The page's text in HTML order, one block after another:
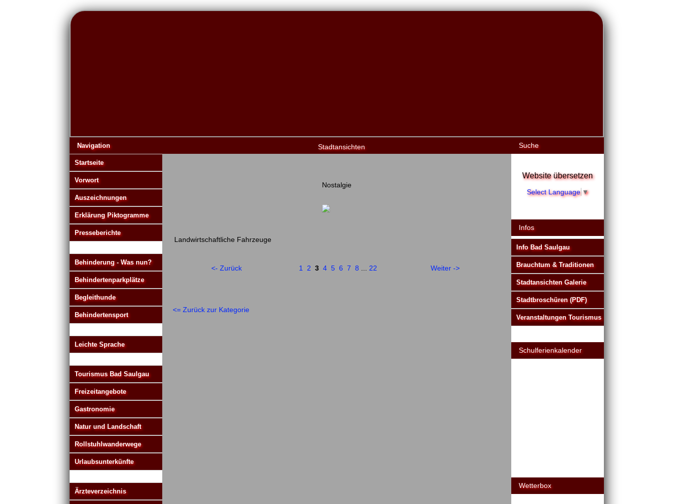
Navigation
Startseite
Vorwort
Auszeichnungen
Erklärung Piktogramme
Presseberichte
Behinderung - Was nun?
Behindertenparkplätze
Begleithunde
Behindertensport
Leichte Sprache
Tourismus Bad Saulgau
Freizeitangebote
Gastronomie
Natur und Landschaft
Rollstuhlwanderwege
Urlaubsunterkünfte
Ärzteverzeichnis
Stadtansichten
Nostalgie
Landwirtschaftliche Fahrzeuge
<- Zurück 1 2 3 4 5 6 7 8 22 Weiter ->
<= Zurück zur Kategorie
Suche
Website übersetzen
Select Language▼
Infos
Info Bad Saulgau
Brauchtum & Traditionen
Stadtansichten Galerie
Stadtbroschüren (PDF)
Veranstaltungen Tourismus
Schulferienkalender
Wetterbox